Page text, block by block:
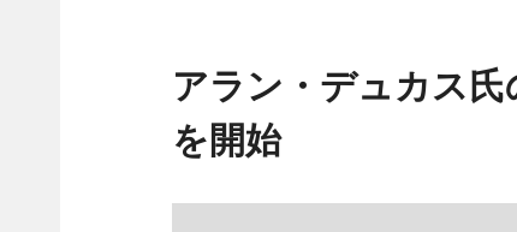
アラン・デュカス
を開始